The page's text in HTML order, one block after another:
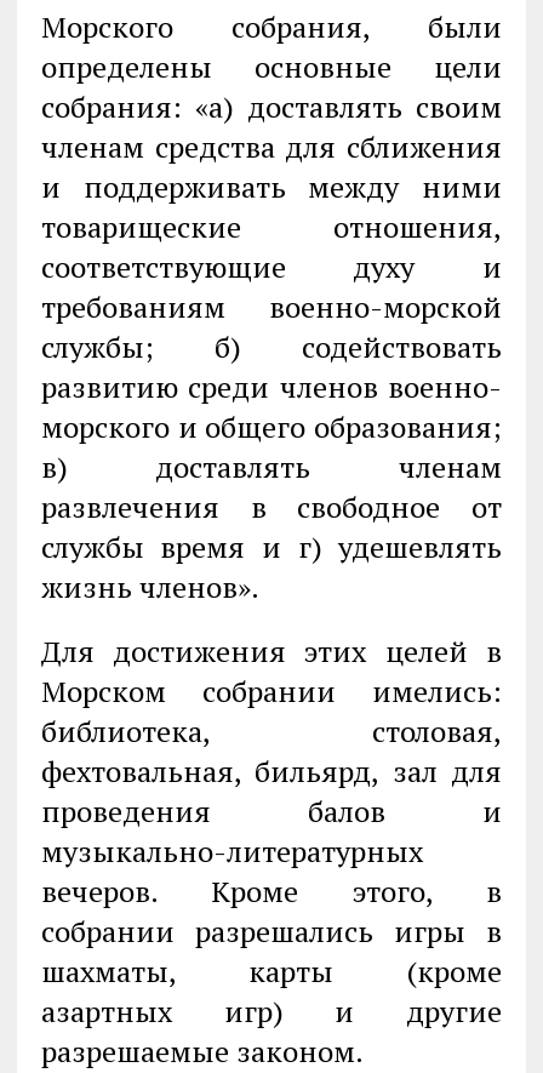
Морского собрания, были
определены основные цели
собрания: «а) доставлять своим
членам средства для сближения
и поддерживать между ними
товарищеские отношения,
соответствующие духу и
требованиям военно-морской
службы; б) содействовать
развитию среди членов военно-
морского и общего образования;
в) доставлять членам
развлечения в свободное от
службы время и г) удешевлять
жизнь членов».
Для достижения этих целей в
Морском собрании имелись:
библиотека, столовая,
фехтовальная, бильярд, зал для
проведения балов и
музыкально-литературных
вечеров. Кроме этого, в
собрании разрешались игры в
шахматы, карты (кроме
азартных игр) и другие
разрешаемые законом.